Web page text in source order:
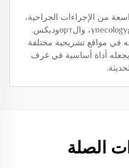
من الإجراءات الجراحية،
بما في ذلك الجراحة العامة، والجynecology، والортوديكس.
في مواقع تشريحية مختلفة
يجعله أداة أساسية في غرف
الصلة